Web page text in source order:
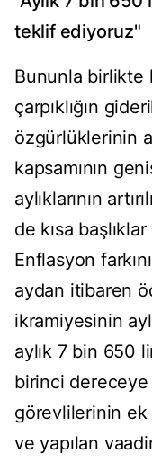
teklif ediyoruz"
Bununla birlikte
çarpıklığın
özgürlüklerinin
kapsamının
aylıklarının
de kısa
Enflasyon
aydan itibaren
ikramiyesinin
aylık 7 bin 650
birinci
görevlilerinin ek
ve yapılan